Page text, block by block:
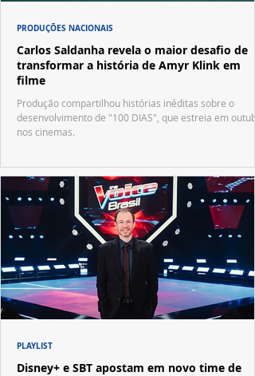
Carlos Saldanha revela o maior desafio de
transformar a história de Amyr Klink em
filme
Produção compartilhou histórias inéditas sobre o
desenvolvimento de "100 DIAS", que estreia em
nos cinemas.
PRODUÇÕES NACIONAIS
Disney+ e SBT apostam em novo time de
PLAYLIST